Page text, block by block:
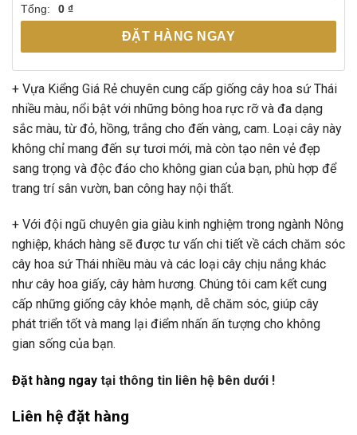
Tổng: 0 ₫
ĐẶT HÀNG NGAY
+ Vựa Kiểng Giá Rẻ chuyên cung cấp giống cây hoa sứ Thái
nhiều màu, nổi bật với những bông hoa rực rỡ và đa dạng
sắc màu, từ đỏ, hồng, trắng cho đến vàng, cam. Loại cây này
không chỉ mang đến sự tươi mới, mà còn tạo nên vẻ đẹp
sang trọng và độc đáo cho không gian của bạn, phù hợp để
trang trí sân vườn, ban công hay nội thất.
+ Với đội ngũ chuyên gia giàu kinh nghiệm trong ngành Nông
nghiệp, khách hàng sẽ được tư vấn chi tiết về cách chăm sóc
cây hoa sứ Thái nhiều màu và các loại cây chịu nắng khác
như cây hoa giấy, cây hàm hương. Chúng tôi cam kết cung
cấp những giống cây khỏe mạnh, dễ chăm sóc, giúp cây
phát triển tốt và mang lại điểm nhấn ấn tượng cho không
gian sống của bạn.
Đặt hàng ngay tại thông tin liên hệ bên dưới !
Liên hệ đặt hàng